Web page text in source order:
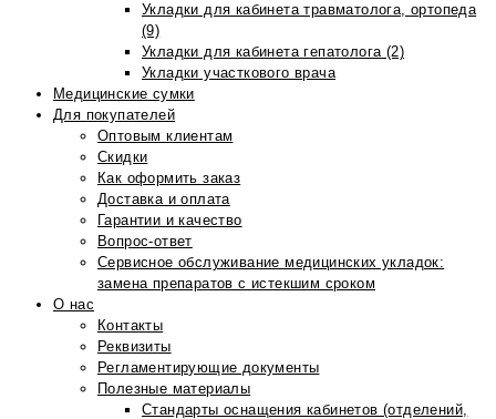
Укладки для кабинета травматолога, ортопеда
(9)
Укладки для кабинета гепатолога (2)
Укладки участкового врача
Медицинские сумки
Для покупателей
Оптовым клиентам
Скидки
Как оформить заказ
Доставка и оплата
Гарантии и качество
Вопрос-ответ
Сервисное обслуживание медицинских укладок:
замена препаратов с истекшим сроком
О нас
Контакты
Реквизиты
Регламентирующие документы
Полезные материалы
Стандарты оснащения кабинетов (отделений,